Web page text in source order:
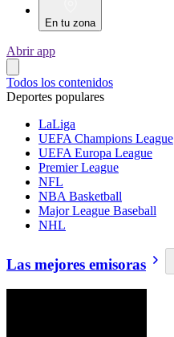
En tu zona
Abrir app
Todos los contenidos
Deportes populares
LaLiga
UEFA Champions League
UEFA Europa League
Premier League
NFL
NBA Basketball
Major League Baseball
NHL
Las mejores emisoras